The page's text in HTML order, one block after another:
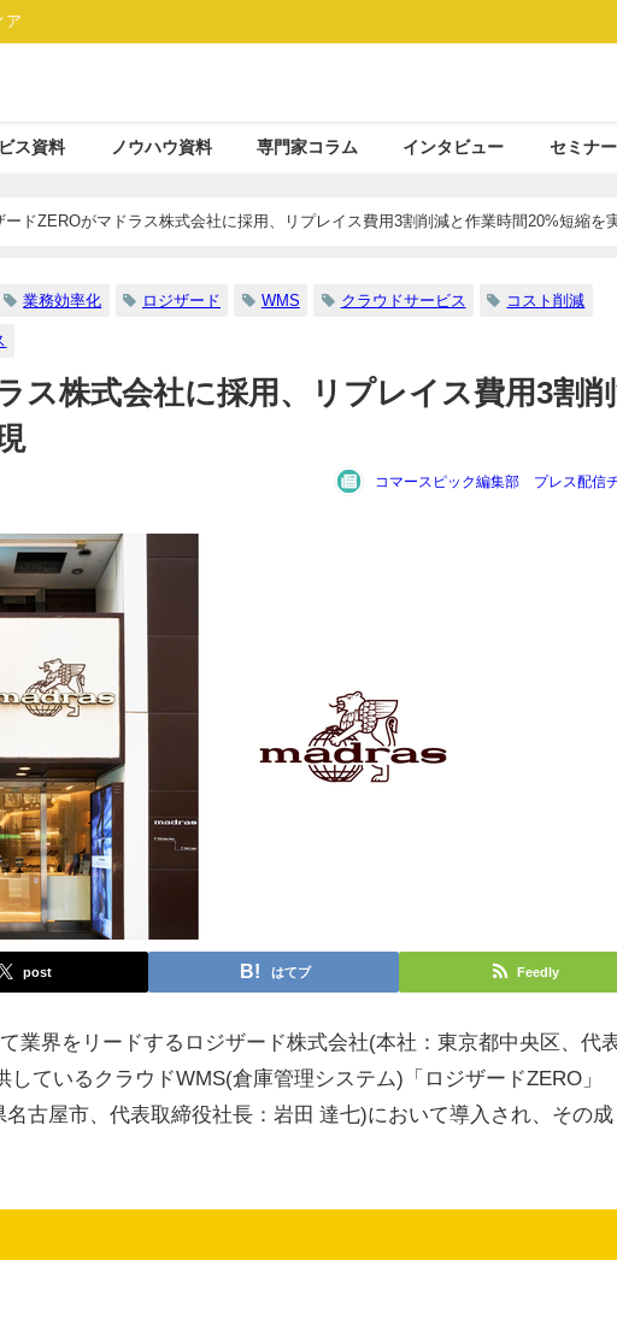
ア
ス資料 ノウハウ資料 専門家コラム インタビュー セミナ
ードZEROがマドラス株式会社に採用、リプレイス費用3割削減と作業時間20%短縮を
業務効率化 ロジザード WMS クラウドサービス コスト削減
ス株式会社に採用、リプレイス費用3割
コマースピック編集部 プレス配信
post はてブ Feedly
業界をリードするロジザード株式会社(本社：東京都中央区、代
ているクラウドWMS(倉庫管理システム)「ロジザードZERO」
古屋市、代表取締役社長：岩田 達七)において導入され、その成